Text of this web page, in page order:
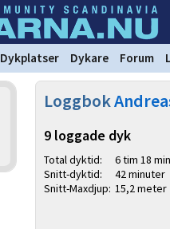
Dykplatser Dykare Forum
Loggbok
9 loggade dyk
Total dyktid:
Snitt-dyktid:
Snitt-Maxdjup:
6 tim 18 min
42 minuter
15,2 meter